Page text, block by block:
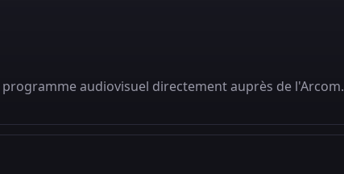
audiovisuel directement auprès de l'Arcom.